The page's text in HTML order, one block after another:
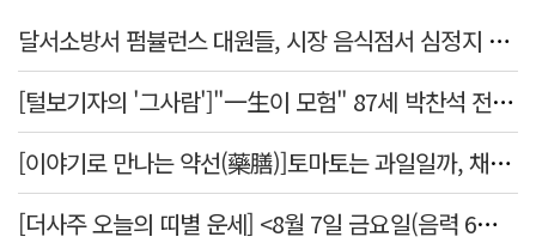
달서소방서 펌뷸런스 대원들, 시장 음식점서 심정지 환자 생명 살려
[털보기자의 '그사람']"一生이 모험" 87세 박찬석 전 경북대 총장
[이야기로 만나는 약선(藥膳)]토마토는 과일일까, 채소일까
[더사주 오늘의 띠별 운세] <8월 7일 금요일(음력 6월25일)>